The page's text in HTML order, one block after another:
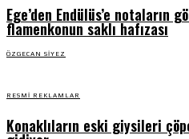
Ege’den Endülüs’e notaların
flamenkonun saklı hafızası
ÖZGECAN SIYEZ
RESMI REKLAMLAR
Konaklıların eski giysileri